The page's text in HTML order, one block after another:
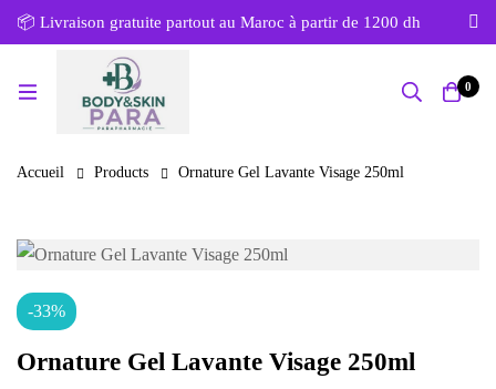
📦 Livraison gratuite partout au Maroc à partir de 1200 dh
0
Accueil Products Ornature Gel Lavante Visage 250ml
-33%
Ornature Gel Lavante Visage 250ml